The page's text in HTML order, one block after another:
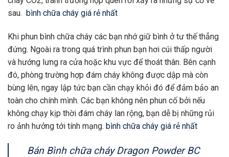
sau. bình chữa cháy giá rẻ nhất
Khi phun bình chữa cháy các bạn nhớ giữ bình ở tư thế thẳng
đứng. Ngoài ra trong quá trình phun bạn hơi cúi thấp người
và hướng lưng ra cửa hoặc khu vực để thoát thân. Bên cạnh
đó, phòng trường hợp đám cháy không được dập mà còn
bùng lên, ngay lập tức bạn cần chạy khỏi đó để đảm bảo an
toàn cho chính mình. Các bạn không nên phun cố bởi nếu
không chạy kịp thời đám cháy lan rộng, bạn dễ bị những rủi
ro ảnh hưởng tới tính mạng. bình chữa cháy giá rẻ nhất
Bán Bình chữa cháy Dragon Powder BC